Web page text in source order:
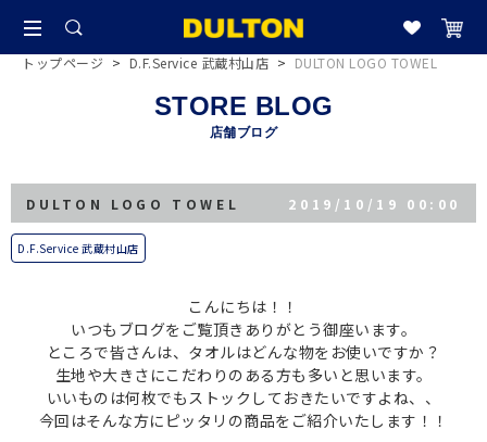
トップページ > D.F.Service 武蔵村山店 > DULTON LOGO TOWEL
STORE BLOG
店舗ブログ
DULTON LOGO TOWEL 2019/10/19 00:00
D.F.Service 武蔵村山店
こんにちは！！
いつもブログをご覧頂きありがとう御座います。
ところで皆さんは、タオルはどんな物をお使いですか？
生地や大きさにこだわりのある方も多いと思います。
いいものは何枚でもストックしておきたいですよね、、
今回はそんな方にピッタリの商品をご紹介いたします！！